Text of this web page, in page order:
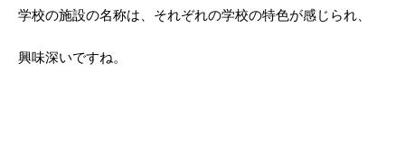
学校の施設の名称は、それぞれの学校の特色が感じられ、
興味深いですね。